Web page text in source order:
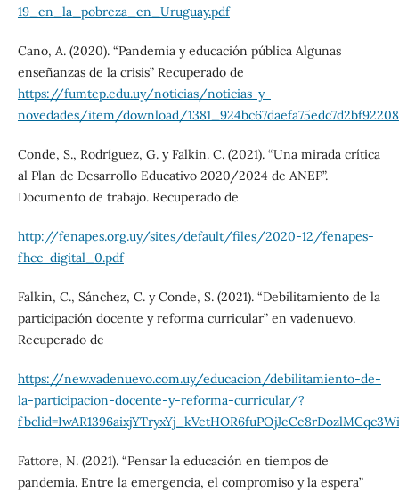
19_en_la_pobreza_en_Uruguay.pdf
Cano, A. (2020). “Pandemia y educación pública Algunas
enseñanzas de la crisis” Recuperado de
https://fumtep.edu.uy/noticias/noticias-y-
novedades/item/download/
Conde, S., Rodríguez, G. y Falkin. C. (2021). “Una mirada crítica
al Plan de Desarrollo Educativo 2020/2024 de ANEP”.
Documento de trabajo. Recuperado de
http://fenapes.org.uy/sites/default/files/2020-12/fenapes-
fhce-digital_0.pdf
Falkin, C., Sánchez, C. y Conde, S. (2021). “Debilitamiento de la
participación docente y reforma curricular” en vadenuevo.
Recuperado de
https://new.vadenuevo.com.uy/educacion/debilitamiento-de-
la-participacion-docente-y-reforma-curricular/?
Fattore, N. (2021). “Pensar la educación en tiempos de
pandemia. Entre la emergencia, el compromiso y la espera”